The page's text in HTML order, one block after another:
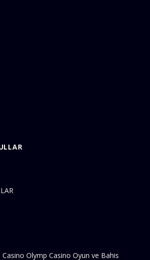
Olymp Casino Oyun ve Bahis